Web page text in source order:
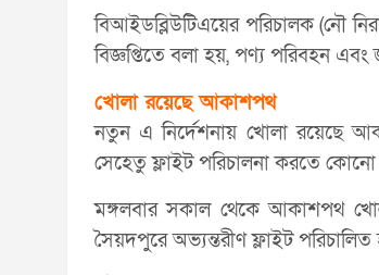
বিআইডব্লিউটিএয়ের পরিচালক (নৌ
বিজ্ঞপ্তিতে বলা হয়, পণ্য পরিবহন
খোলা রয়েছে আকাশপথ
নতুন এ নির্দেশনায় খোলা রয়েছে
সেহেতু ফ্লাইট পরিচালনা করতে কোনো
মঙ্গলবার সকাল থেকে আকাশপথ
সৈয়দপুরে অভ্যন্তরীণ ফ্লাইট পরিচালিত